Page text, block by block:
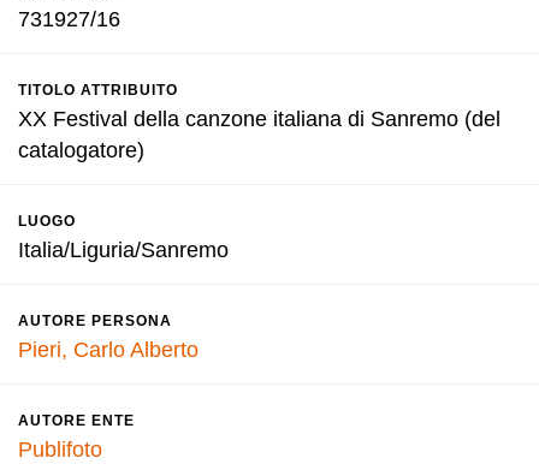
731927/16
TITOLO ATTRIBUITO
XX Festival della canzone italiana di Sanremo (del
catalogatore)
LUOGO
Italia/Liguria/Sanremo
AUTORE PERSONA
Pieri, Carlo Alberto
AUTORE ENTE
Publifoto